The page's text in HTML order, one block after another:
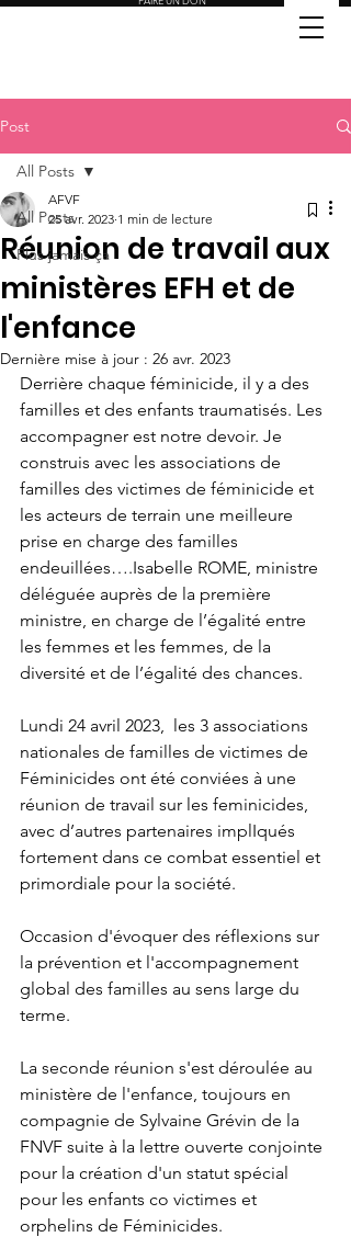
Post
All Posts
Plus jamais ça
All Posts
Réunion de travail aux
ministères EFH et de
l'enfance
AFVF
25 avr. 2023 1 min de lecture
Dernière mise à jour : 26 avr. 2023
Derrière chaque féminicide, il y a des
familles et des enfants traumatisés. Les
accompagner est notre devoir. Je
construis avec les associations de
familles des victimes de féminicide et
les acteurs de terrain une meilleure
prise en charge des familles
endeuillées….Isabelle ROME, ministre
déléguée auprès de la première
ministre, en charge de l’égalité entre
les femmes et les femmes, de la
diversité et de l’égalité des chances.
Lundi 24 avril 2023,  les 3 associations
nationales de familles de victimes de
Féminicides ont été conviées à une
réunion de travail sur les feminicides,
avec d’autres partenaires implIqués
fortement dans ce combat essentiel et
primordiale pour la société.
Occasion d'évoquer des réflexions sur
la prévention et l'accompagnement
global des familles au sens large du
terme.
La seconde réunion s'est déroulée au
ministère de l'enfance, toujours en
compagnie de Sylvaine Grévin de la
FNVF suite à la lettre ouverte conjointe
pour la création d'un statut spécial
pour les enfants co victimes et
orphelins de Féminicides.